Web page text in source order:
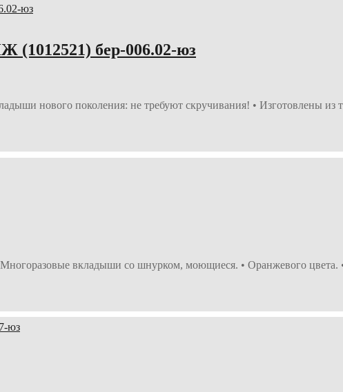
бер-006.02-юз
нового поколения: не требуют скручивания! • Изготовлены из
вкладыши со шнурком, моющиеся. • Оранжевого цвета.